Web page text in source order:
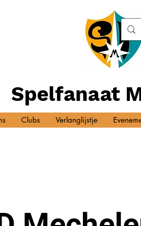
Spelfanaat
Clubs Verlanglijstje